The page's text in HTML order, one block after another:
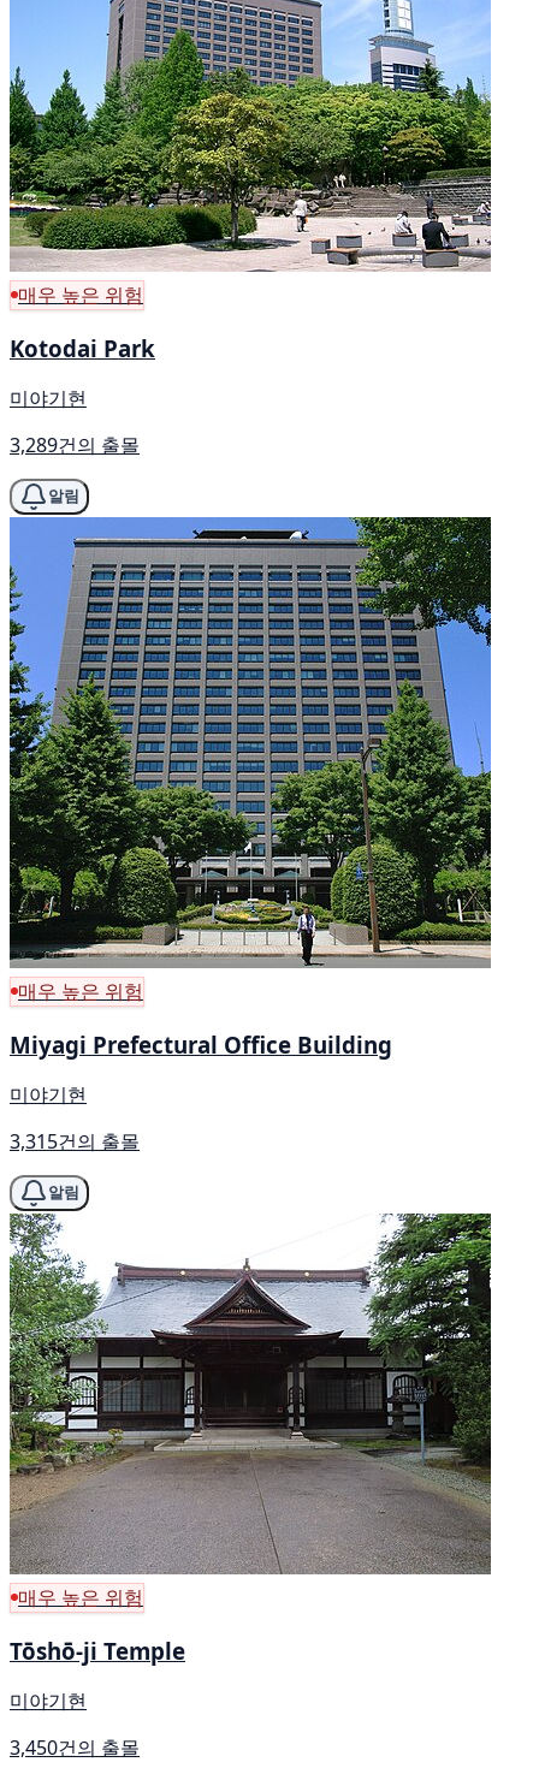
매우 높은 위험
Kotodai Park
미야기현
3,289건의 출몰
알림
매우 높은 위험
Miyagi Prefectural Office Building
미야기현
3,315건의 출몰
알림
매우 높은 위험
Tōshō-ji Temple
미야기현
3,450건의 출몰